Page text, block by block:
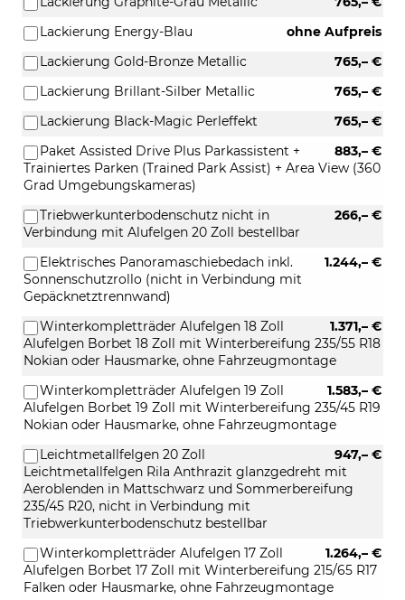
ohne Aufpreis
Lackierung Energy-Blau
765,– €
Lackierung Gold-Bronze Metallic
765,– €
Lackierung Brillant-Silber Metallic
765,– €
Lackierung Black-Magic Perleffekt
883,– €
Paket Assisted Drive Plus Parkassistent +
Trainiertes Parken (Trained Park Assist) + Area View (360
Grad Umgebungskameras)
266,– €
Triebwerkunterbodenschutz nicht in
Verbindung mit Alufelgen 20 Zoll bestellbar
1.244,– €
Elektrisches Panoramaschiebedach inkl.
Sonnenschutzrollo (nicht in Verbindung mit
Gepäcknetztrennwand)
1.371,– €
Winterkompletträder Alufelgen 18 Zoll
Alufelgen Borbet 18 Zoll mit Winterbereifung 235/55 R18
Nokian oder Hausmarke, ohne Fahrzeugmontage
1.583,– €
Winterkompletträder Alufelgen 19 Zoll
Alufelgen Borbet 19 Zoll mit Winterbereifung 235/45 R19
Nokian oder Hausmarke, ohne Fahrzeugmontage
947,– €
Leichtmetallfelgen 20 Zoll
Leichtmetallfelgen Rila Anthrazit glanzgedreht mit
Aeroblenden in Mattschwarz und Sommerbereifung
235/45 R20, nicht in Verbindung mit
Triebwerkunterbodenschutz bestellbar
1.264,– €
Winterkompletträder Alufelgen 17 Zoll
Alufelgen Borbet 17 Zoll mit Winterbereifung 215/65 R17
Falken oder Hausmarke, ohne Fahrzeugmontage